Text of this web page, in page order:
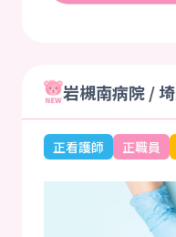
岩槻南病院 /
正看護師 正職員